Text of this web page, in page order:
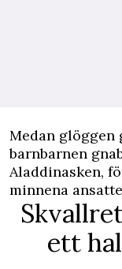
Medan
barnbarnen
Aladdinasken,
minnena
ett